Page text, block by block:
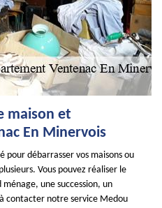
maison et
En Minervois
pour débarrasser vos maisons ou
Vous pouvez réaliser le
une succession, un
contacter notre service Medou